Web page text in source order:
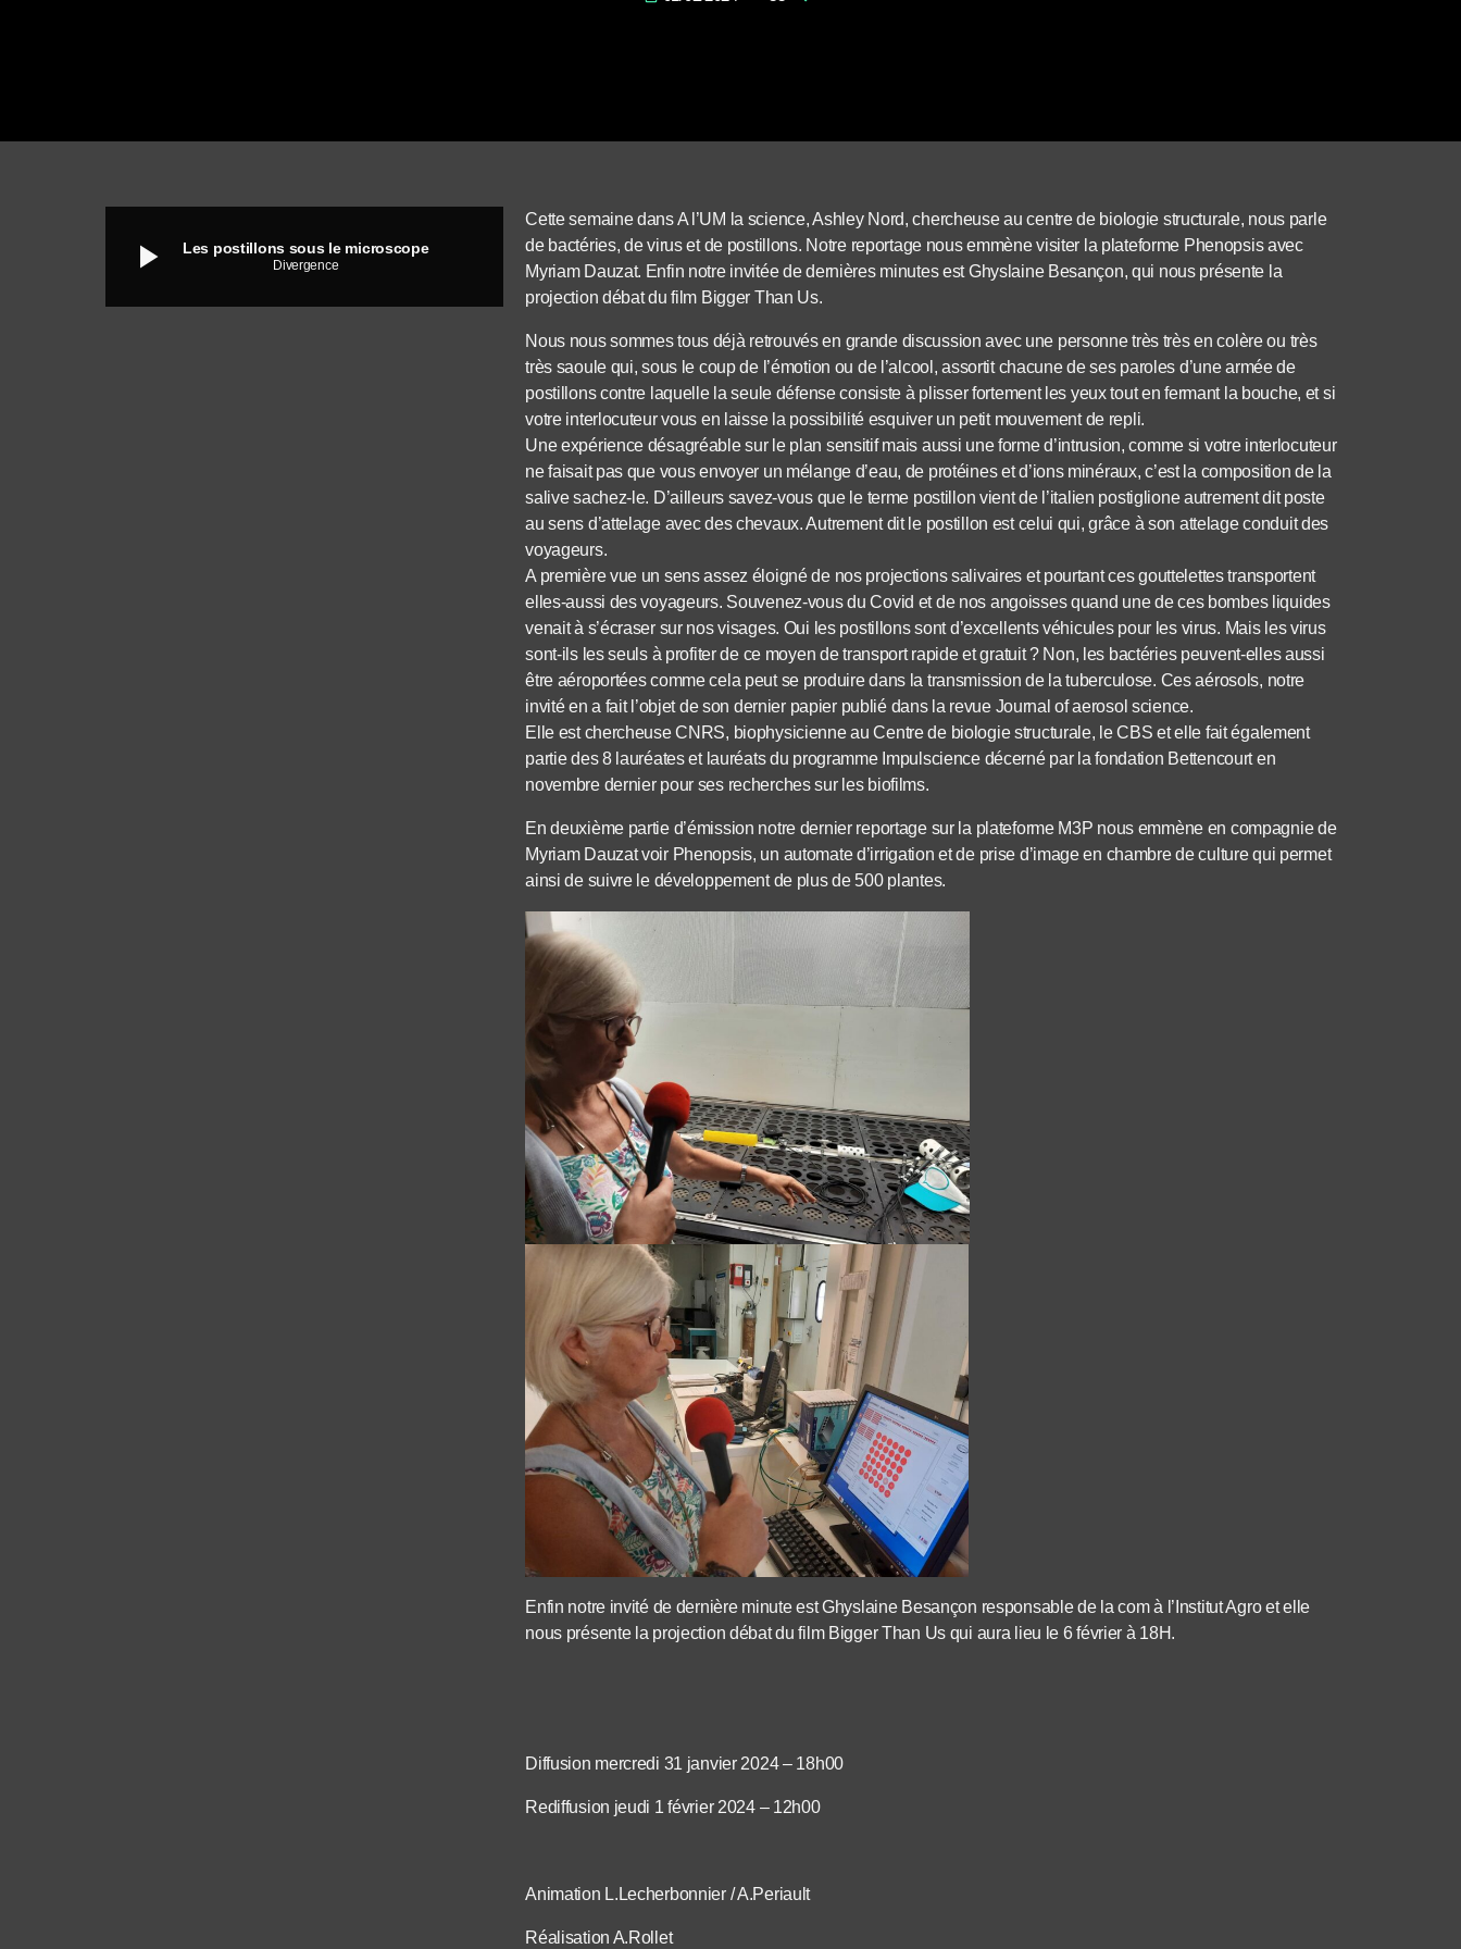
play_arrow Les postillons sous le microscope
Divergence
Cette semaine dans A l’UM la science, Ashley Nord, chercheuse au centre de biologie structurale, nous parle
de bactéries, de virus et de postillons. Notre reportage nous emmène visiter la plateforme Phenopsis avec
Myriam Dauzat. Enfin notre invitée de dernières minutes est Ghyslaine Besançon, qui nous présente la
projection débat du film Bigger Than Us.
Nous nous sommes tous déjà retrouvés en grande discussion avec une personne très très en colère ou très
très saoule qui, sous le coup de l’émotion ou de l’alcool, assortit chacune de ses paroles d’une armée de
postillons contre laquelle la seule défense consiste à plisser fortement les yeux tout en fermant la bouche, et si
votre interlocuteur vous en laisse la possibilité esquiver un petit mouvement de repli.
Une expérience désagréable sur le plan sensitif mais aussi une forme d’intrusion, comme si votre interlocuteur
ne faisait pas que vous envoyer un mélange d’eau, de protéines et d’ions minéraux, c’est la composition de la
salive sachez-le. D’ailleurs savez-vous que le terme postillon vient de l’italien postiglione autrement dit poste
au sens d’attelage avec des chevaux. Autrement dit le postillon est celui qui, grâce à son attelage conduit des
voyageurs.
A première vue un sens assez éloigné de nos projections salivaires et pourtant ces gouttelettes transportent
elles-aussi des voyageurs. Souvenez-vous du Covid et de nos angoisses quand une de ces bombes liquides
venait à s’écraser sur nos visages. Oui les postillons sont d’excellents véhicules pour les virus. Mais les virus
sont-ils les seuls à profiter de ce moyen de transport rapide et gratuit ? Non, les bactéries peuvent-elles aussi
être aéroportées comme cela peut se produire dans la transmission de la tuberculose. Ces aérosols, notre
invité en a fait l’objet de son dernier papier publié dans la revue Journal of aerosol science.
Elle est chercheuse CNRS, biophysicienne au Centre de biologie structurale, le CBS et elle fait également
partie des 8 lauréates et lauréats du programme Impulscience décerné par la fondation Bettencourt en
novembre dernier pour ses recherches sur les biofilms.
En deuxième partie d’émission notre dernier reportage sur la plateforme M3P nous emmène en compagnie de
Myriam Dauzat voir Phenopsis, un automate d’irrigation et de prise d’image en chambre de culture qui permet
ainsi de suivre le développement de plus de 500 plantes.
Enfin notre invité de dernière minute est Ghyslaine Besançon responsable de la com à l’Institut Agro et elle
nous présente la projection débat du film Bigger Than Us qui aura lieu le 6 février à 18H.
Diffusion mercredi 31 janvier 2024 – 18h00
Rediffusion jeudi 1 février 2024 – 12h00
Animation L.Lecherbonnier / A.Periault
Réalisation A.Rollet